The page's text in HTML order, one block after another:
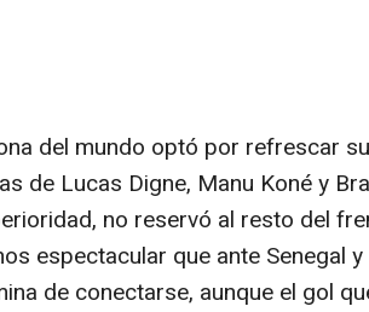
del mundo optó por refrescar
de Lucas Digne, Manu Koné y
no reservó al resto del
espectacular que ante Senegal
de conectarse, aunque el gol